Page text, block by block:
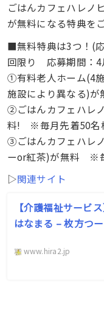
ごはんカフェハレノ
が無料になる特典を
■無料特典は3つ！(
回限り 応募期間：4
①有料老人ホーム(4
施設により異なる)
②ごはんカフェハレ
料! ※毎月先着50名
③ごはんカフェハレ
ーor紅茶)が無料 ※
▷関連サイト
【介護福祉サービ
はなまる – 枚方つ
www.hira2.jp